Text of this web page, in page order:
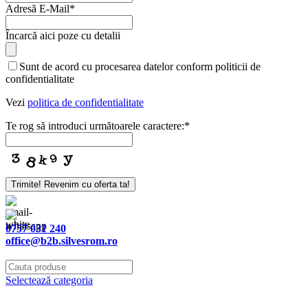
Adresă E-Mail*
Încarcă aici poze cu detalii
Sunt de acord cu procesarea datelor conform politicii de
confidentialitate
Vezi politica de confidentialitate
Te rog să introduci următoarele caractere:*
Trimite! Revenim cu oferta ta!
0757 031 240
office@b2b.silvesrom.ro
Selectează categoria